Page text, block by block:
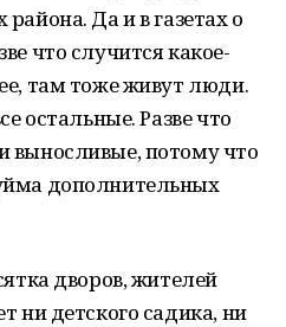
Да и в газетах о
что случится какое-
там тоже живут люди.
остальные. Разве что
выносливые, потому что
дополнительных
дворов, жителей
ни детского садика, ни